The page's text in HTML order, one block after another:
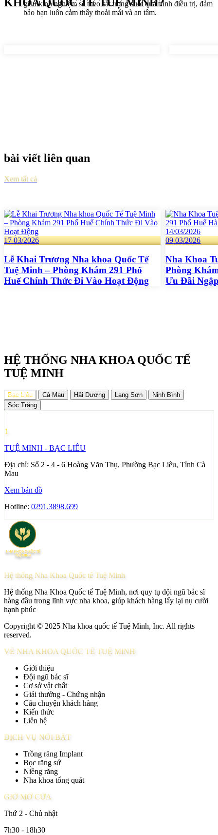
giàu kinh nghiệm sẽ theo sát trong suốt quá trình điều trị, đảm
bảo bạn luôn cảm thấy thoải mái và an tâm.
KHOA QUỐC TẾ TUỆ MINH?
bài viết liên quan
Xem tất cả
17 03/2026
Lễ Khai Trương Nha khoa Quốc Tế
Tuệ Minh – Phòng Khám 291 Phố
Huế Chính Thức Đi Vào Hoạt Động
09 03/2026
Nha Khoa
Phòng
Ưu Đãi
HỆ THỐNG NHA KHOA QUỐC TẾ
TUỆ MINH
Bạc Liêu Cà Mau Hải Dương Lạng Sơn
Ninh Bình
Sóc Trăng
1
TUỆ MINH - BẠC LIÊU
Địa chỉ: Số 2 - 4 - 6 Hoàng Văn Thụ, Phường Bạc Liêu, Tỉnh Cà
Mau
Xem bản đồ
Hotline: 0291.3898.699
Hệ thống Nha Khoa Quốc tế Tuệ Minh
Hệ thống Nha Khoa Quốc tế Tuệ Minh, nơi quy tụ đội ngũ bác sĩ
hàng đầu trong lĩnh vực nha khoa, giúp khách hàng lấy lại nụ cười
hạnh phúc
Copyright © 2025 Nha khoa quốc tế Tuệ Minh, Inc. All rights
reserved.
VỀ NHA KHOA QUỐC TẾ TUỆ MINH
Giới thiệu
Đội ngũ bác sĩ
Cơ sở vật chất
Giải thưởng - Chứng nhận
Câu chuyện khách hàng
Kiến thức
Liên hệ
DỊCH VỤ NỔI BẬT
Trồng răng Implant
Bọc răng sứ
Niềng răng
Nha khoa tổng quát
GIỜ MỞ CỬA
Thứ 2 - Chủ nhật
7h30 - 18h30